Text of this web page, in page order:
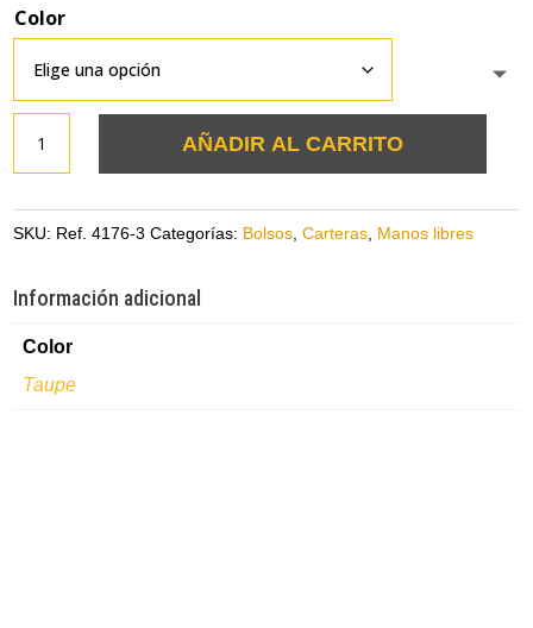
Color
en
manos
libre
cantidad
AÑADIR AL CARRITO
SKU: Ref. 4176-3 Categorías: Bolsos,Carteras, Manos libres
Información adicional
Color
Taupe